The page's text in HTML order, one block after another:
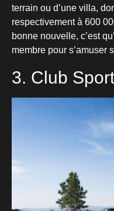
terrain ou d’une villa,
respectivement à 600
bonne nouvelle, c’est
membre pour s’amuser
3. Club